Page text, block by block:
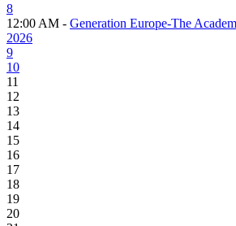
8
12:00 AM - Generation Europe-The
2026
9
10
11
12
13
14
15
16
17
18
19
20